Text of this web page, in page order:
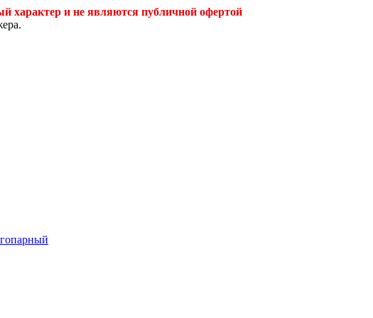
характер и не являются публичной офертой